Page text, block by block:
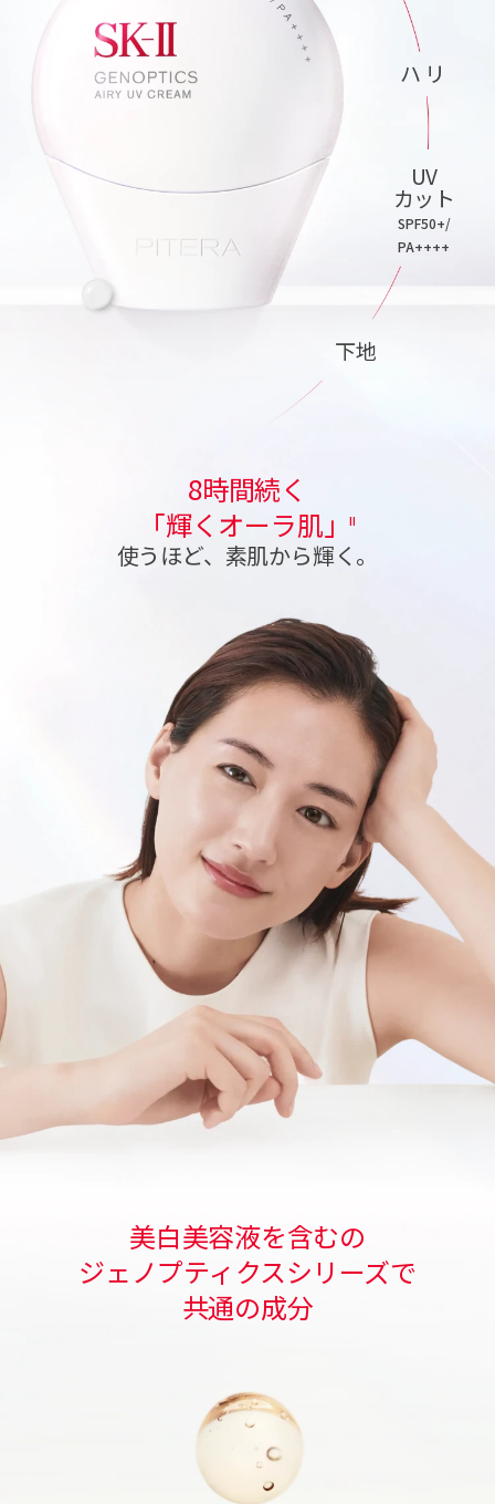
ハ リ
UV
カット
SPF50+/
PA++++
下地
8時間続く
「輝くオーラ肌」II
使うほど、素肌から輝く。
美白美容液を含むの
ジェノプティクスシリーズで
共通の成分